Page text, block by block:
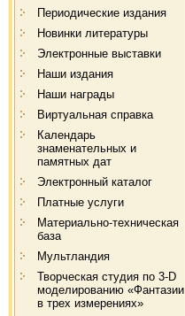
Периодические издания
Новинки литературы
Электронные выставки
Наши издания
Наши награды
Виртуальная справка
Календарь
знаменательных и
памятных дат
Электронный каталог
Платные услуги
Материально-техническая
база
Мультландия
Творческая студия по 3-D
моделированию «Фантазии
в трех измерениях»